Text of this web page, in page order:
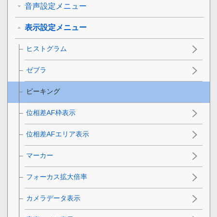
音声設定メニュー
表示設定メニュー
ヒストグラム
ゼブラ
ピーキング
位相差AF枠表示
位相差AFエリア表示
マーカー
フォーカス拡大倍率
カメラデータ表示